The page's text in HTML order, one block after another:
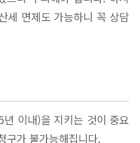
세 면제도 가능하니 꼭 상담
이내)을 지키는 것이 중요
구가 불가능해집니다.